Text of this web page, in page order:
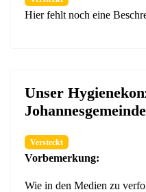
Hier fehlt noch eine
Unser
Johannesgemeinde
Versteckt
Vorbemerkung:
Wie in den Medien zu